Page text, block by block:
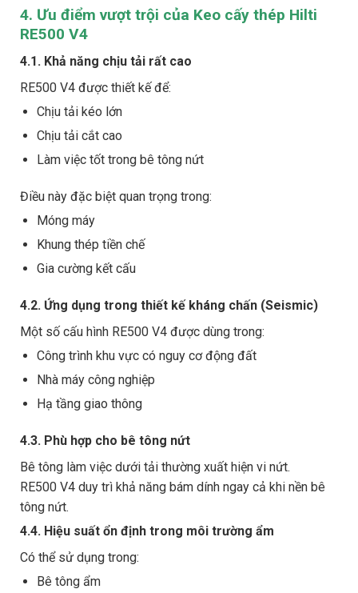
4. Ưu điểm vượt trội của Keo cấy thép Hilti
RE500 V4
4.1. Khả năng chịu tải rất cao
RE500 V4 được thiết kế để:
Chịu tải kéo lớn
Chịu tải cắt cao
Làm việc tốt trong bê tông nứt
Điều này đặc biệt quan trọng trong:
Móng máy
Khung thép tiền chế
Gia cường kết cấu
4.2. Ứng dụng trong thiết kế kháng chấn (Seismic)
Một số cấu hình RE500 V4 được dùng trong:
Công trình khu vực có nguy cơ động đất
Nhà máy công nghiệp
Hạ tầng giao thông
4.3. Phù hợp cho bê tông nứt
Bê tông làm việc dưới tải thường xuất hiện vi nứt.
RE500 V4 duy trì khả năng bám dính ngay cả khi nền bê
tông nứt.
4.4. Hiệu suất ổn định trong môi trường ẩm
Có thể sử dụng trong:
Bê tông ẩm